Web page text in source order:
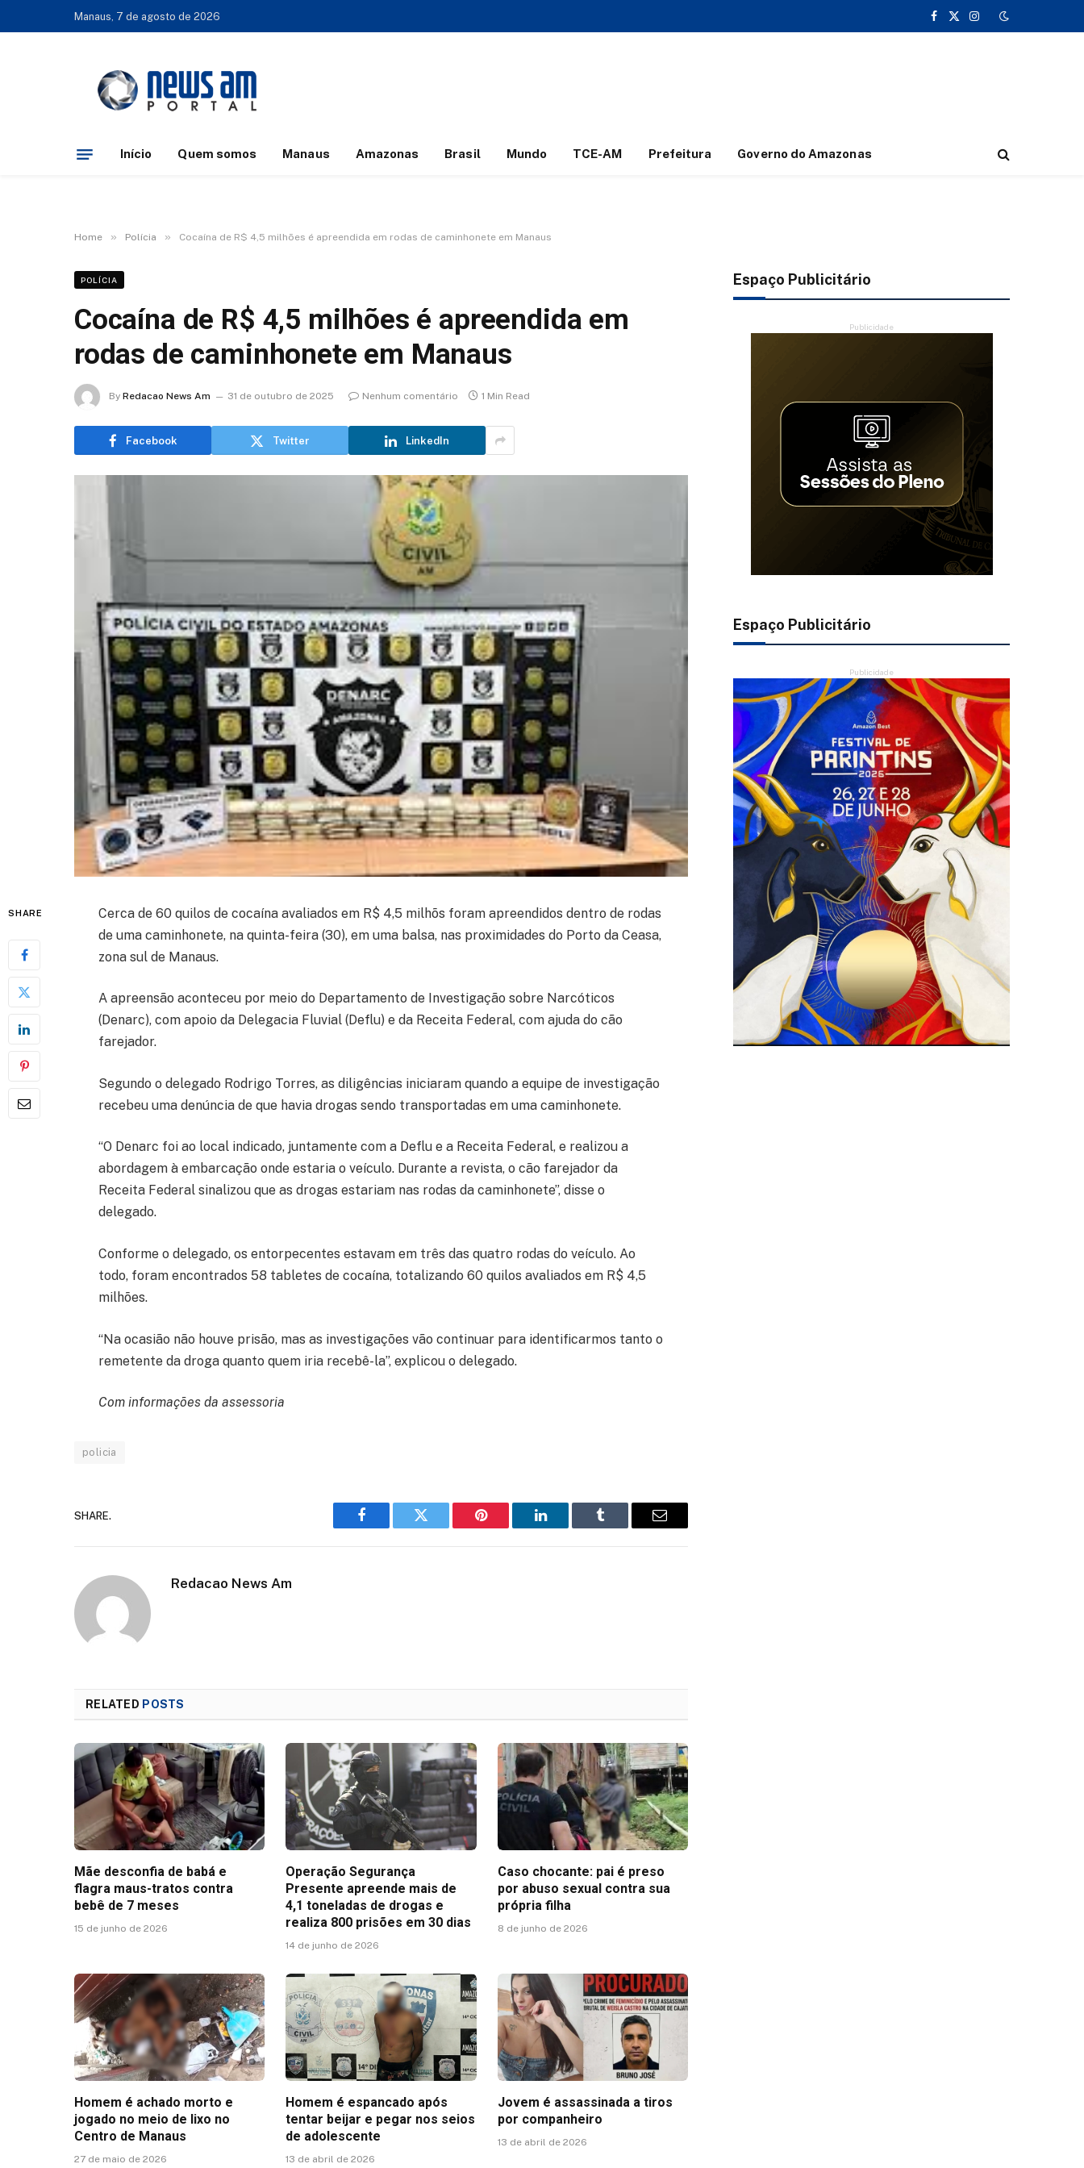
Manaus, 7 de agosto de 2026
Facebook
X
Instagram
Início Quem somos Manaus Amazonas Brasil Mundo TCE-AM Prefeitura Governo do Amazonas
Home » Polícia » Cocaína de R$ 4,5 milhões é apreendida em rodas de caminhonete em Manaus
POLÍCIA
Cocaína de R$ 4,5 milhões é apreendida em
rodas de caminhonete em Manaus
By Redacao News Am 31 de outubro de 2025 Nenhum comentário 1 Min Read
Facebook Twitter LinkedIn
SHARE
Cerca de 60 quilos de cocaína avaliados em R$ 4,5 milhõs foram apreendidos dentro de rodas
de uma caminhonete, na quinta-feira (30), em uma balsa, nas proximidades do Porto da Ceasa,
zona sul de Manaus.
A apreensão aconteceu por meio do Departamento de Investigação sobre Narcóticos
(Denarc), com apoio da Delegacia Fluvial (Deflu) e da Receita Federal, com ajuda do cão
farejador.
Segundo o delegado Rodrigo Torres, as diligências iniciaram quando a equipe de investigação
recebeu uma denúncia de que havia drogas sendo transportadas em uma caminhonete.
“O Denarc foi ao local indicado, juntamente com a Deflu e a Receita Federal, e realizou a
abordagem à embarcação onde estaria o veículo. Durante a revista, o cão farejador da
Receita Federal sinalizou que as drogas estariam nas rodas da caminhonete”, disse o
delegado.
Conforme o delegado, os entorpecentes estavam em três das quatro rodas do veículo. Ao
todo, foram encontrados 58 tabletes de cocaína, totalizando 60 quilos avaliados em R$ 4,5
milhões.
“Na ocasião não houve prisão, mas as investigações vão continuar para identificarmos tanto o
remetente da droga quanto quem iria recebê-la”, explicou o delegado.
Com informações da assessoria
policia
SHARE.
Facebook Twitter Pinterest LinkedIn Tumblr Email
Redacao News Am
RELATED POSTS
Mãe desconfia de babá e
flagra maus-tratos contra
bebê de 7 meses
15 de junho de 2026
Operação Segurança
Presente apreende mais de
4,1 toneladas de drogas e
realiza 800 prisões em 30 dias
14 de junho de 2026
Caso chocante: pai é preso
por abuso sexual contra sua
própria filha
8 de junho de 2026
Homem é achado morto e
jogado no meio de lixo no
Centro de Manaus
27 de maio de 2026
Homem é espancado após
tentar beijar e pegar nos seios
de adolescente
13 de abril de 2026
Jovem é assassinada a tiros
por companheiro
13 de abril de 2026
Espaço Publicitário
Publicidade
Espaço Publicitário
Publicidade